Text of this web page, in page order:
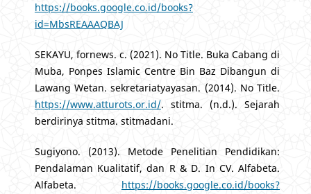
https://books.google.co.id/books?
id=MbsREAAAQBAJ
SEKAYU, fornews. c. (2021). No Title. Buka Cabang di
Muba, Ponpes Islamic Centre Bin Baz Dibangun di
Lawang Wetan. sekretariatyayasan. (2014). No Title.
https://www.atturots.or.id/. stitma. (n.d.). Sejarah
berdirinya stitma. stitmadani.
Sugiyono. (2013). Metode Penelitian Pendidikan:
Pendalaman Kualitatif, dan R & D. In CV. Alfabeta.
Alfabeta. https://books.google.co.id/books?